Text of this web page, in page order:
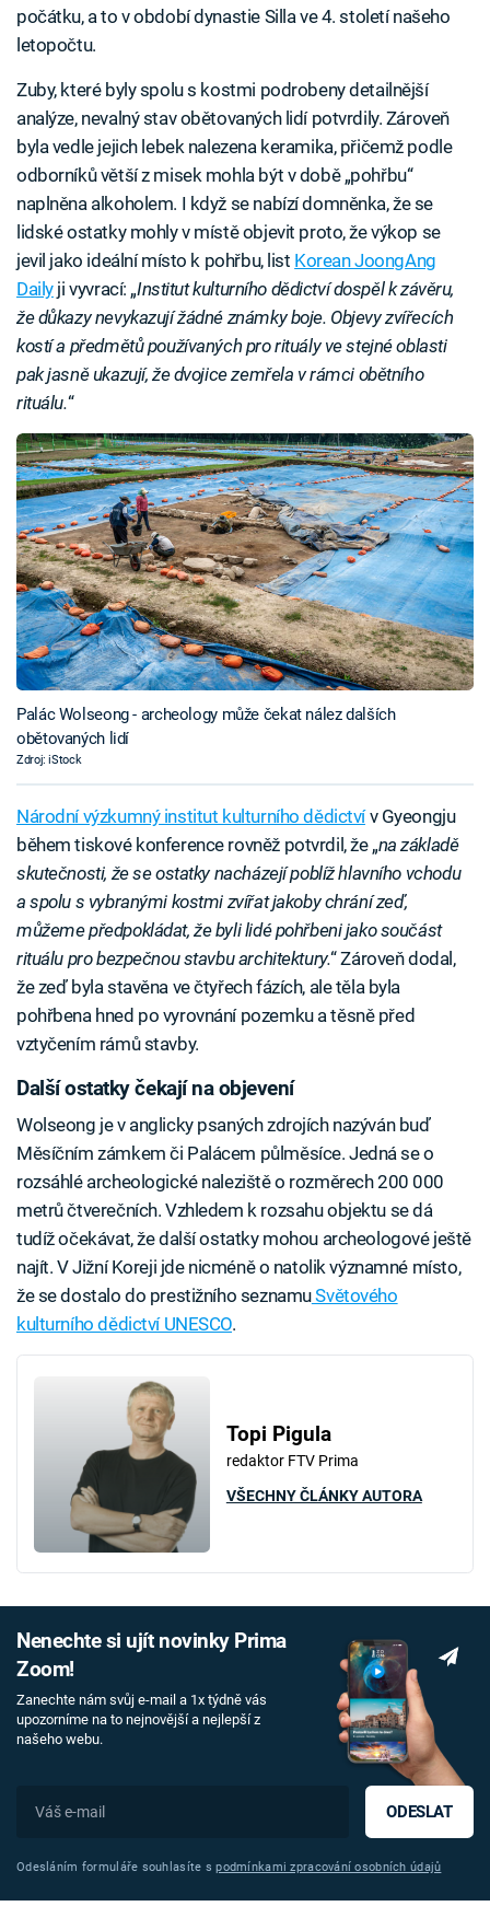
počátku, a to v období dynastie Silla ve 4. století našeho
letopočtu.
Zuby, které byly spolu s kostmi podrobeny detailnější
analýze, nevalný stav obětovaných lidí potvrdily. Zároveň
byla vedle jejich lebek nalezena keramika, přičemž podle
odborníků větší z misek mohla být v době „pohřbu“
naplněna alkoholem. I když se nabízí domněnka, že se
lidské ostatky mohly v místě objevit proto, že výkop se
jevil jako ideální místo k pohřbu, list Korean JoongAng
Dailyji vyvrací: „Institut kulturního dědictví dospěl k závěru,
že důkazy nevykazují žádné známky boje. Objevy zvířecích
kostí a předmětů používaných pro rituály ve stejné oblasti
pak jasně ukazují, že dvojice zemřela v rámci obětního
rituálu.“
Palác Wolseong - archeology může čekat nález dalších
obětovaných lidí
Zdroj: iStock
Národní výzkumný institut kulturního dědictvív Gyeongju
během tiskové konference rovněž potvrdil, že „na základě
skutečnosti, že se ostatky nacházejí poblíž hlavního vchodu
a spolu s vybranými kostmi zvířat jakoby chrání zeď,
můžeme předpokládat, že byli lidé pohřbeni jako součást
rituálu pro bezpečnou stavbu architektury.“ Zároveň dodal,
že zeď byla stavěna ve čtyřech fázích, ale těla byla
pohřbena hned po vyrovnání pozemku a těsně před
vztyčením rámů stavby.
Další ostatky čekají na objevení
Wolseong je v anglicky psaných zdrojích nazýván buď
Měsíčním zámkem či Palácem půlměsíce. Jedná se o
rozsáhlé archeologické naleziště o rozměrech 200 000
metrů čtverečních. Vzhledem k rozsahu objektu se dá
tudíž očekávat, že další ostatky mohou archeologové ještě
najít. V Jižní Koreji jde nicméně o natolik významné místo,
že se dostalo do prestižního seznamuSvětového
kulturního dědictví UNESCO.
Topi Pigula
redaktor FTV Prima
VŠECHNY ČLÁNKY AUTORA
Nenechte si ujít novinky Prima
Zoom!
Zanechte nám svůj e-mail a 1x týdně vás
upozorníme na to nejnovější a nejlepší z
našeho webu.
ODESLAT
Odesláním formuláře souhlasíte spodmínkami zpracování osobních údajů